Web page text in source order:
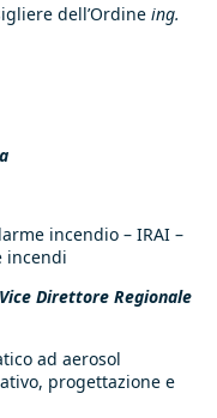
dell’Ordine ing.
incendio – IRAI –
incendi
Direttore Regionale
ad aerosol
progettazione e